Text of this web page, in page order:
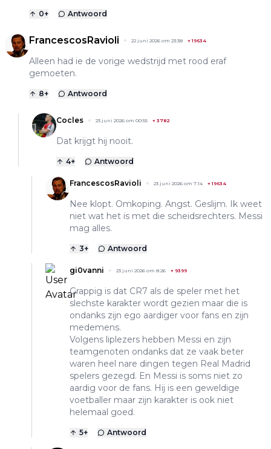
0+ Antwoord
FrancescosRavioli 22 juni 2026 om 23:38 +19634
Alleen had ie de vorige wedstrijd met rood eraf
gemoeten.
8+ Antwoord
Cocles 23 juni 2026 om 00:55 + 3782
Dat krijgt hij nooit.
4+ Antwoord
FrancescosRavioli 23 juni 2026 om 7:14 +19634
Nee klopt. Omkoping. Angst. Geslijm. Ik weet
niet wat het is met die scheidsrechters. Messi
mag alles.
3+ Antwoord
gi0vanni 23 juni 2026 om 8:26 + 9399
Grappig is dat CR7 als de speler met het
slechste karakter wordt gezien maar die is
ondanks zijn ego aardiger voor fans en zijn
medemens.
Volgens liplezers hebben Messi en zijn
teamgenoten ondanks dat ze vaak beter
waren heel nare dingen tegen Real Madrid
spelers gezegd. En Messi is soms niet zo
aardig voor de fans. Hij is een geweldige
voetballer maar zijn karakter is ook niet
helemaal goed.
5+ Antwoord